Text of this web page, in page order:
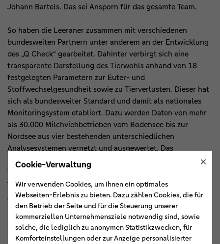
Johann Bartels. Das sei Ansporn für das gesamte Team.
So haben die Leeraner zusammen mit verschiedenen
bundesweiten Partnern unter anderem an der Entwicklung
des „Q Check“ gearbeitet. Dahinter verbirgt sich eine
transparente Darstellung des Tierwohls anhand von 18
festgelegten Parametern zur Euter- und
Stoffwechselgesundheit sowie zu Tierverlusten. Dieser hat
sich als bundesweiter Standard und damit als nationales
Monitoringsystem etabliert. Dazu werden Daten von mehr
als 30.000 Milchviehbetrieben vom Bodensee bis zur
Nordsee aus vier bestehenden unterschiedlichen
Analysesystemen vernetzt und ausgewertet. Das
Monitoring ermöglicht heute eine bundesweite
Vergleichbarkeit und liefert den Landwirtinnen und -wirten
wichtige Erkenntnisse zu ihrer Betriebsoptimierung. „Denn
je besser die Tiergesundheit, desto besser auch die
Leistung“, erklärt Johann Bartels.
Ketose-Check und Methan-Messung
Cookie-Verwaltung ×
Wir verwenden Cookies, um Ihnen ein optimales
Webseiten-Erlebnis zu bieten. Dazu zählen Cookies, die für
den Betrieb der Seite und für die Steuerung unserer
kommerziellen Unternehmensziele notwendig sind, sowie
solche, die lediglich zu anonymen Statistikzwecken, für
Komforteinstellungen oder zur Anzeige personalisierter